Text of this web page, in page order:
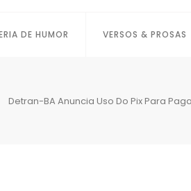
DE HUMOR VERSOS & PROSAS
Detran-BA Anuncia Uso Do Pix Para